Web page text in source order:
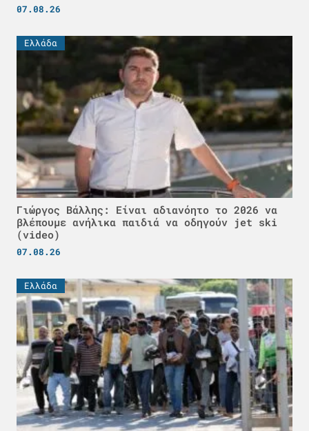
07.08.26
Ελλάδα
Γιώργος Βάλλης: Είναι αδιανόητο το 2026 να
βλέπουμε ανήλικα παιδιά να οδηγούν jet ski
(video)
07.08.26
Ελλάδα